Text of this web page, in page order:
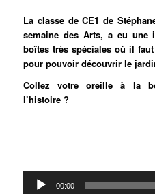
La classe de CE1 de
semaine des Arts, a eu une
boîtes très spéciales où il
pour pouvoir découvrir le
Collez votre oreille à la
l’histoire ?
Lecteur
00:00